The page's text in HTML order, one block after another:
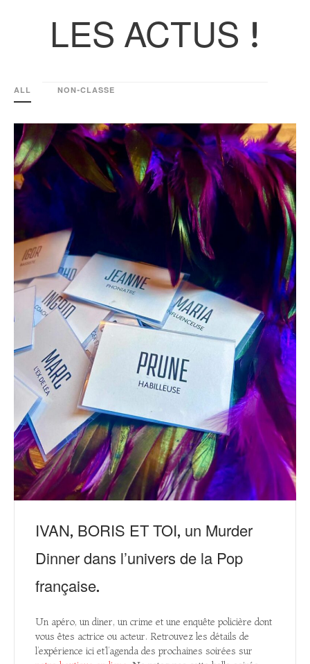
LES ACTUS !
ALL NON-CLASSE
IVAN, BORIS ET TOI, un Murder
Dinner dans l’univers de la Pop
française.
Un apéro, un diner, un crime et une enquête policière dont
vous êtes actrice ou acteur. Retrouvez les détails de
l’expérience ici et’l’agenda des prochaines soirées sur